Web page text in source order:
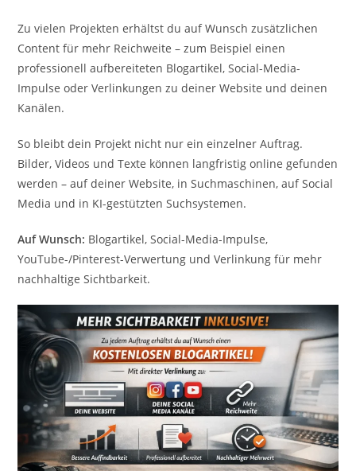
Zu vielen Projekten erhältst du auf Wunsch zusätzlichen
Content für mehr Reichweite – zum Beispiel einen
professionell aufbereiteten Blogartikel, Social-Media-
Impulse oder Verlinkungen zu deiner Website und deinen
Kanälen.
So bleibt dein Projekt nicht nur ein einzelner Auftrag.
Bilder, Videos und Texte können langfristig online gefunden
werden – auf deiner Website, in Suchmaschinen, auf Social
Media und in KI-gestützten Suchsystemen.
Auf Wunsch: Blogartikel, Social-Media-Impulse,
YouTube-/Pinterest-Verwertung und Verlinkung für mehr
nachhaltige Sichtbarkeit.